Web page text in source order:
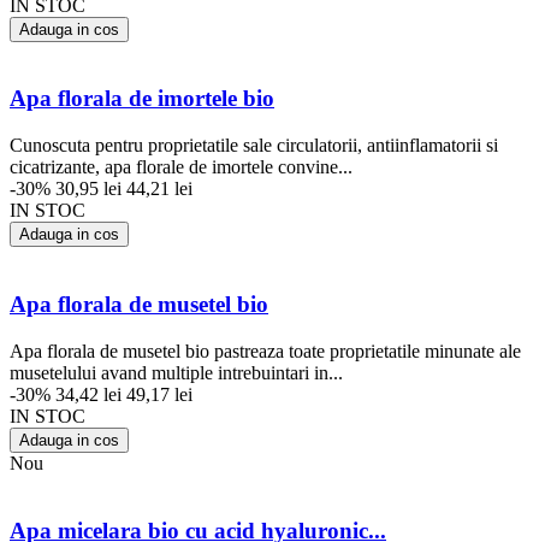
IN STOC
Adauga in cos
Apa florala de imortele bio
Cunoscuta pentru proprietatile sale circulatorii, antiinflamatorii si
cicatrizante, apa florale de imortele convine...
-30% 30,95 lei 44,21 lei
IN STOC
Adauga in cos
Apa florala de musetel bio
Apa florala de musetel bio pastreaza toate proprietatile minunate ale
musetelului avand multiple intrebuintari in...
-30% 34,42 lei 49,17 lei
IN STOC
Adauga in cos
Nou
Apa micelara bio cu acid hyaluronic...